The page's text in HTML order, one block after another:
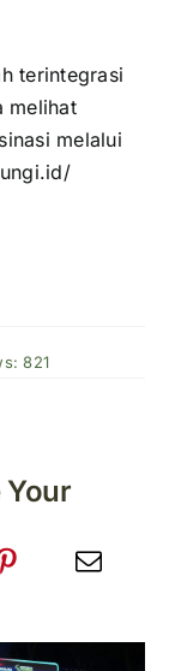
terintegrasi
melihat
melalui
821
Your